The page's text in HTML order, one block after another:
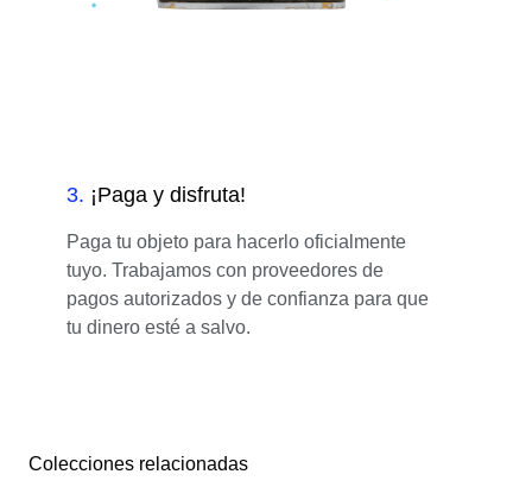
3. ¡Paga y disfruta!
Paga tu objeto para hacerlo oficialmente
tuyo. Trabajamos con proveedores de
pagos autorizados y de confianza para que
tu dinero esté a salvo.
Colecciones relacionadas